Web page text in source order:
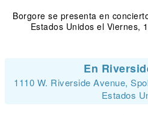
Borgore se presenta en
Estados Unidos el Viernes,
En
1110 W. Riverside Avenue,
Estados